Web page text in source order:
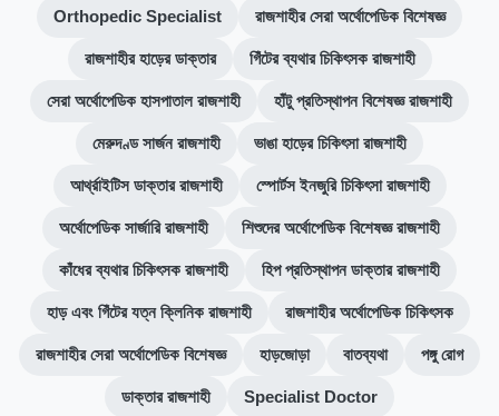
Orthopedic Specialist রাজশাহীর সেরা অর্থোপেডিক বিশেষজ্ঞ
রাজশাহীর হাড়ের ডাক্তার গিঁটের ব্যথার চিকিৎসক রাজশাহী
সেরা অর্থোপেডিক হাসপাতাল রাজশাহী হাঁটু প্রতিস্থাপন বিশেষজ্ঞ রাজশাহী
মেরুদণ্ড সার্জন রাজশাহী ভাঙা হাড়ের চিকিৎসা রাজশাহী
আর্থ্রাইটিস ডাক্তার রাজশাহী স্পোর্টস ইনজুরি চিকিৎসা রাজশাহী
অর্থোপেডিক সার্জারি রাজশাহী শিশুদের অর্থোপেডিক বিশেষজ্ঞ রাজশাহী
কাঁধের ব্যথার চিকিৎসক রাজশাহী হিপ প্রতিস্থাপন ডাক্তার রাজশাহী
হাড় এবং গিঁটের যত্ন ক্লিনিক রাজশাহী রাজশাহীর অর্থোপেডিক চিকিৎসক
রাজশাহীর সেরা অর্থোপেডিক বিশেষজ্ঞ হাড়জোড়া বাতব্যথা পঙ্গু রোগ
ডাক্তার রাজশাহী Specialist Doctor